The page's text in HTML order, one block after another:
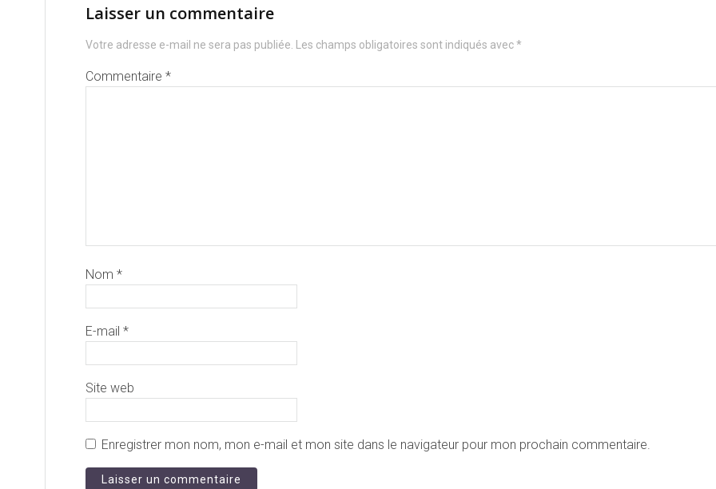
Laisser un commentaire
Votre adresse e-mail ne sera pas publiée. Les champs obligatoires sont indiqués avec*
Commentaire *
Nom *
E-mail *
Site web
Enregistrer mon nom, mon e-mail et mon site dans le navigateur pour mon prochain commentaire.